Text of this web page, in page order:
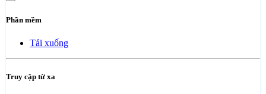
Phần mềm
Tải xuống
Truy cập từ xa